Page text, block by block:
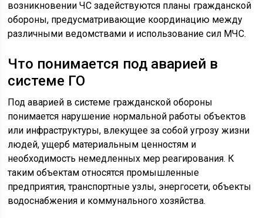
возникновении ЧС задействуются планы гражданской
обороны, предусматривающие координацию между
различными ведомствами и использование сил МЧС.
Что понимается под аварией в
системе ГО
Под аварией в системе гражданской обороны
понимается нарушение нормальной работы объектов
или инфраструктуры, влекущее за собой угрозу жизни
людей, ущерб материальным ценностям и
необходимость немедленных мер реагирования. К
таким объектам относятся промышленные
предприятия, транспортные узлы, энергосети, объекты
водоснабжения и коммунального хозяйства.